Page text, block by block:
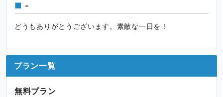
-
どうもありがとうございます。素敵な一日を！
プラン一覧
無料プラン